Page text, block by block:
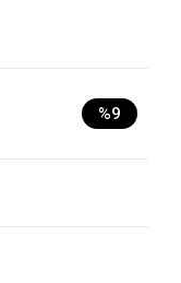
%9